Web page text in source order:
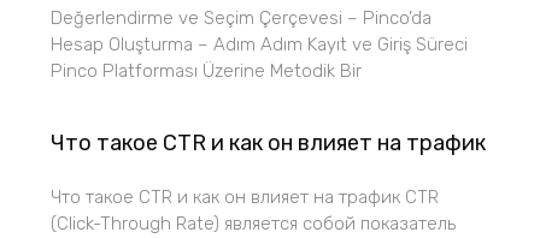
Değerlendirme ve Seçim Çerçevesi – Pinco’da
Hesap Oluşturma – Adım Adım Kayıt ve Giriş Süreci
Pinco Platforması Üzerine Metodik Bir
Что такое CTR и как он влияет на трафик
Что такое CTR и как он влияет на трафик CTR
(Click-Through Rate) является собой показатель